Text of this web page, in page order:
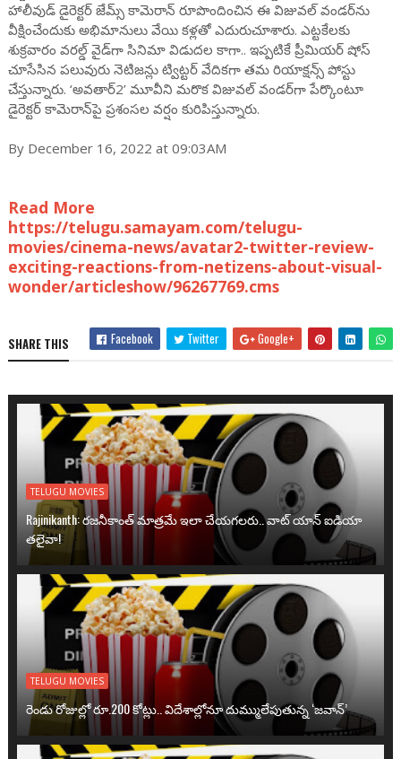
హాలీవుడ్ డైరెక్టర్ జేమ్స్ కామెరాన్ రూపొందించిన ఈ విజువల్ వండర్‌ను
వీక్షించేందుకు అభిమానులు వేయి కళ్లతో ఎదురుచూశారు. ఎట్టకేలకు
శుక్రవారం వరల్డ్ వైడ్‌గా సినిమా విడుదల కాగా.. ఇప్పటికే ప్రీమియర్ షోస్
చూసేసిన పలువురు నెటిజన్లు ట్విట్టర్ వేదికగా తమ రియాక్షన్స్ పోస్టు
చేస్తున్నారు. ‘అవతార్2’ మూవీని మరొక విజువల్ వండర్‌గా పేర్కొంటూ
డైరెక్టర్ కామెరాన్‌పై ప్రశంసల వర్షం కురిపిస్తున్నారు.
By December 16, 2022 at 09:03AM
Read More
https://telugu.samayam.com/telugu-
movies/cinema-news/avatar2-twitter-review-
exciting-reactions-from-netizens-about-visual-
wonder/articleshow/96267769.cms
SHARE THIS Facebook Twitter Google+
TELUGU MOVIES
Rajinikanth: రజనీకాంత్ మాత్రమే ఇలా చేయగలరు.. వాట్ యాన్ ఐడియా
తలైవా!
TELUGU MOVIES
రెండు రోజుల్లో రూ.200 కోట్లు.. విదేశాల్లోనూ దుమ్ములేపుతున్న ‘జవాన్’